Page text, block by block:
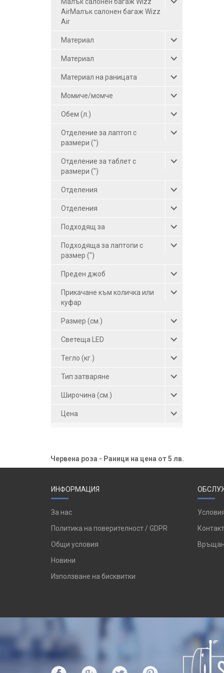
син-червен (3)
светлосин (1)
светлосив (1)
розов (5)
яркозелен (1)
AirМалък салонен багаж Wizz
Air
Материал
Материал
Материал на раницата
Момиче/момче
Обем (л.)
Отделение за лаптоп с
размери (")
Отделение за таблет с
размери (")
Отделения
Отделения
Подходящ за
Подходяща за лаптопи с
размер (")
Преден джоб
Прикачане към количка или
куфар
Размер (см.)
Светеща LED
Тегло (кг.)
Тип затваряне
Широчина (см.)
Цена
Червена роза - Раници на цена от 5 лв.
ИНФОРМАЦИЯ
За нас
Политика на поверителност / GDPR
Общи условия
Новини
Използване на бисквитки